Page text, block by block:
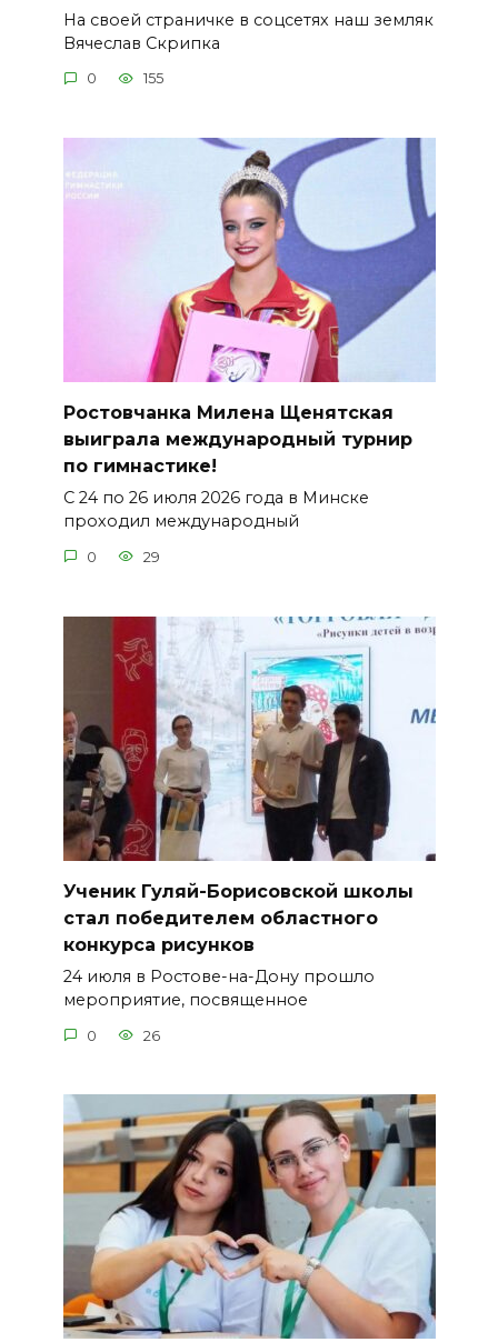
На своей страничке в соцсетях наш земляк
Вячеслав Скрипка
0 155
Ростовчанка Милена Щенятская
выиграла международный турнир
по гимнастике!
С 24 по 26 июля 2026 года в Минске
проходил международный
0 29
Ученик Гуляй-Борисовской школы
стал победителем областного
конкурса рисунков
24 июля в Ростове-на-Дону прошло
мероприятие, посвященное
0 26